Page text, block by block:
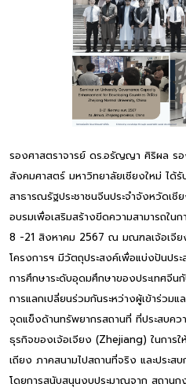
รองศาสตราจารย์ ดร.อรัญญา ศิริผล ร
สังคมศาสตร์ มหาวิทยาลัยเชียงใหม่ ได้
สาธารณรัฐประชาชนจีนประจำจังหวัดเชี
อบรมเพื่อเสริมสร้างขีดความสามารถใน
8 -21 สิงหาคม 2567 ณ มณฑลเจ้อเจีย
โครงการฯ มีวัตถุประสงค์เพื่อแบ่งปันป
การศึกษาระดับอุดมศึกษาของประเทศจีนกั
การแลกเปลี่ยนร่วมกันระหว่างผู้เข้าร่วม
จุดแข็งด้านทรัพยากรสถานที่ ที่ประสบคว
ธุรกิจของเจ้อเจียง (Zhejiang) ในการ
เถียง ภาคสนามไปสถานที่จริง และประ
โดยการสนับสนุนงบประมาณจาก สถาน